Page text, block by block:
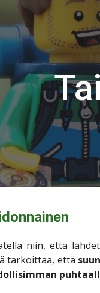
niin, että
tarkoittaa, että